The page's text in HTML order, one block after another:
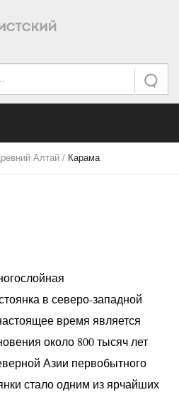
Искать
Алтай / Карама
в северо-западной
время является
около 800 тысяч лет
Азии первобытного
стало одним из ярчайших